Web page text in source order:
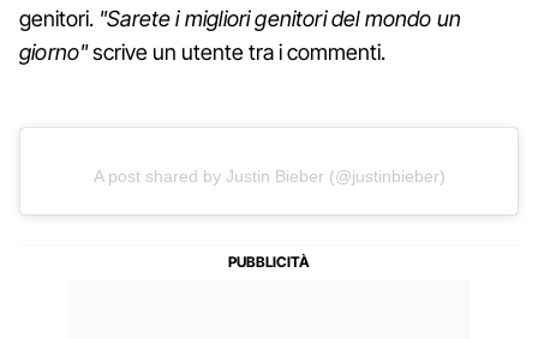
genitori. "Sarete i migliori genitori del mondo un
giorno"scrive un utente tra i commenti.
A post shared by Justin Bieber (@justinbieber)